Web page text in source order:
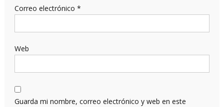
Correo electrónico *
Web
Guarda mi nombre, correo electrónico y web en este